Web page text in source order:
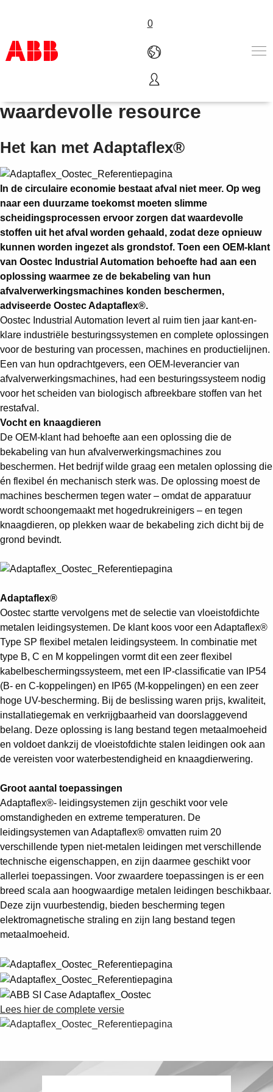
0
Products & Solutions
Industries
About us
Contact us
Careers
Products
Shopping list preview
0
Afval veranderen in een
waardevolle resource
Het kan met Adaptaflex®
In de circulaire economie bestaat afval niet meer. Op weg
naar een duurzame toekomst moeten slimme
scheidingsprocessen ervoor zorgen dat waardevolle
stoffen uit het afval worden gehaald, zodat deze opnieuw
kunnen worden ingezet als grondstof. Toen een OEM-klant
van Oostec Industrial Automation behoefte had aan een
oplossing waarmee ze de bekabeling van hun
afvalverwerkingsmachines konden beschermen,
adviseerde Oostec Adaptaflex®.
Oostec Industrial Automation levert al ruim tien jaar kant-en-
klare industriële besturingssystemen en complete oplossingen
voor de besturing van processen, machines en productielijnen.
Een van hun opdrachtgevers, een OEM-leverancier van
afvalverwerkingsmachines, had een besturingssysteem nodig
voor het scheiden van biologisch afbreekbare stoffen van het
restafval.
Vocht en knaagdieren
De OEM-klant had behoefte aan een oplossing die de
bekabeling van hun afvalverwerkingsmachines zou
beschermen. Het bedrijf wilde graag een metalen oplossing die
én flexibel én mechanisch sterk was. De oplossing moest de
machines beschermen tegen water – omdat de apparatuur
wordt schoongemaakt met hogedrukreinigers – en tegen
knaagdieren, op plekken waar de bekabeling zich dicht bij de
grond bevindt.
Adaptaflex®
Oostec startte vervolgens met de selectie van vloeistofdichte
metalen leidingsystemen. De klant koos voor een Adaptaflex®
Type SP flexibel metalen leidingsysteem. In combinatie met
type B, C en M koppelingen vormt dit een zeer flexibel
kabelbeschermingssysteem, met een IP-classificatie van IP54
(B- en C-koppelingen) en IP65 (M-koppelingen) en een zeer
hoge UV-bescherming. Bij de beslissing waren prijs, kwaliteit,
installatiegemak en verkrijgbaarheid van doorslaggevend
belang. Deze oplossing is lang bestand tegen metaalmoeheid
en voldoet dankzij de vloeistofdichte stalen leidingen ook aan
de vereisten voor waterbestendigheid en knaagdierwering.
Groot aantal toepassingen
Adaptaflex®- leidingsystemen zijn geschikt voor vele
omstandigheden en extreme temperaturen. De
leidingsystemen van Adaptaflex® omvatten ruim 20
verschillende typen niet-metalen leidingen met verschillende
technische eigenschappen, en zijn daarmee geschikt voor
allerlei toepassingen. Voor zwaardere toepassingen is er een
breed scala aan hoogwaardige metalen leidingen beschikbaar.
Deze zijn vuurbestendig, bieden bescherming tegen
elektromagnetische straling en zijn lang bestand tegen
metaalmoeheid.
Lees hier de complete versie